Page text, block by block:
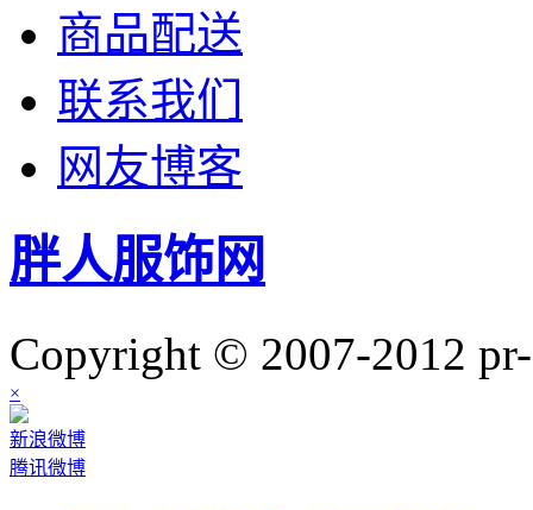
商品配送
联系我们
网友博客
胖人服饰网
Copyright © 2007-2012
×
新浪微博
腾讯微博